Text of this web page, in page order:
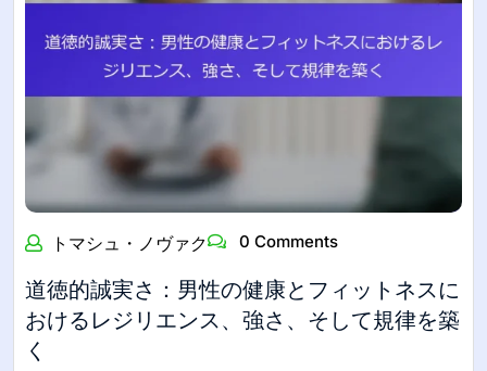
トマシュ・ノヴァク 0 Comments
道徳的誠実さ：男性の健康とフィットネスに
おけるレジリエンス、強さ、そして規律を築
く